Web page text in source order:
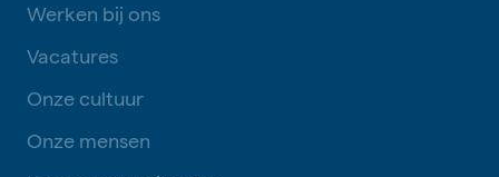
Werken bij ons
Vacatures
Onze cultuur
Onze mensen